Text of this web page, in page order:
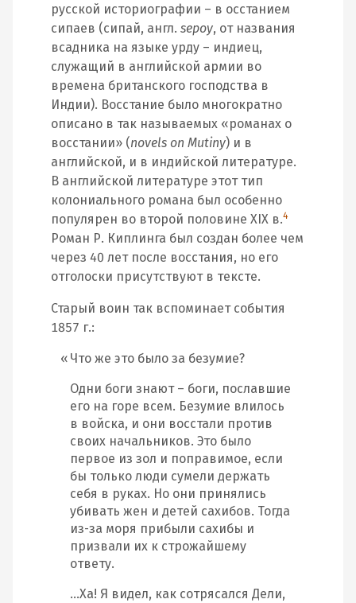
русской историографии – в осстанием
сипаев (сипай, англ. sepoy, от названия
всадника на языке урду – индиец,
служащий в английской армии во
времена британского господства в
Индии). Восстание было многократно
описано в так называемых «романах о
восстании» (novels on Mutiny) и в
английской, и в индийской литературе.
В английской литературе этот тип
колониального романа был особенно
популярен во второй половине XIX в.4
Роман Р. Киплинга был создан более чем
через 40 лет после восстания, но его
отголоски присутствуют в тексте.
Старый воин так вспоминает события
1857 г.:
Что же это было за безумие?
Одни боги знают – боги, пославшие
его на горе всем. Безумие влилось
в войска, и они восстали против
своих начальников. Это было
первое из зол и поправимое, если
бы только люди сумели держать
себя в руках. Но они принялись
убивать жен и детей сахибов. Тогда
из‐за моря прибыли сахибы и
призвали их к строжайшему
ответу.
…Ха! Я видел, как сотрясался Дели,